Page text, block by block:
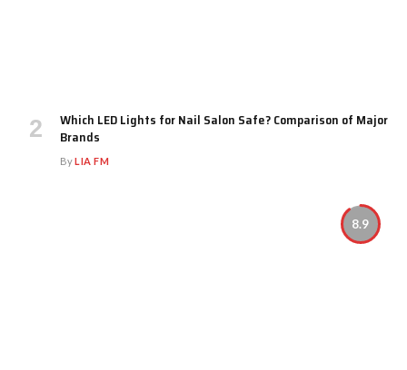
Which LED Lights for Nail Salon Safe? Comparison of Major
Brands
ByLIA FM
8.9